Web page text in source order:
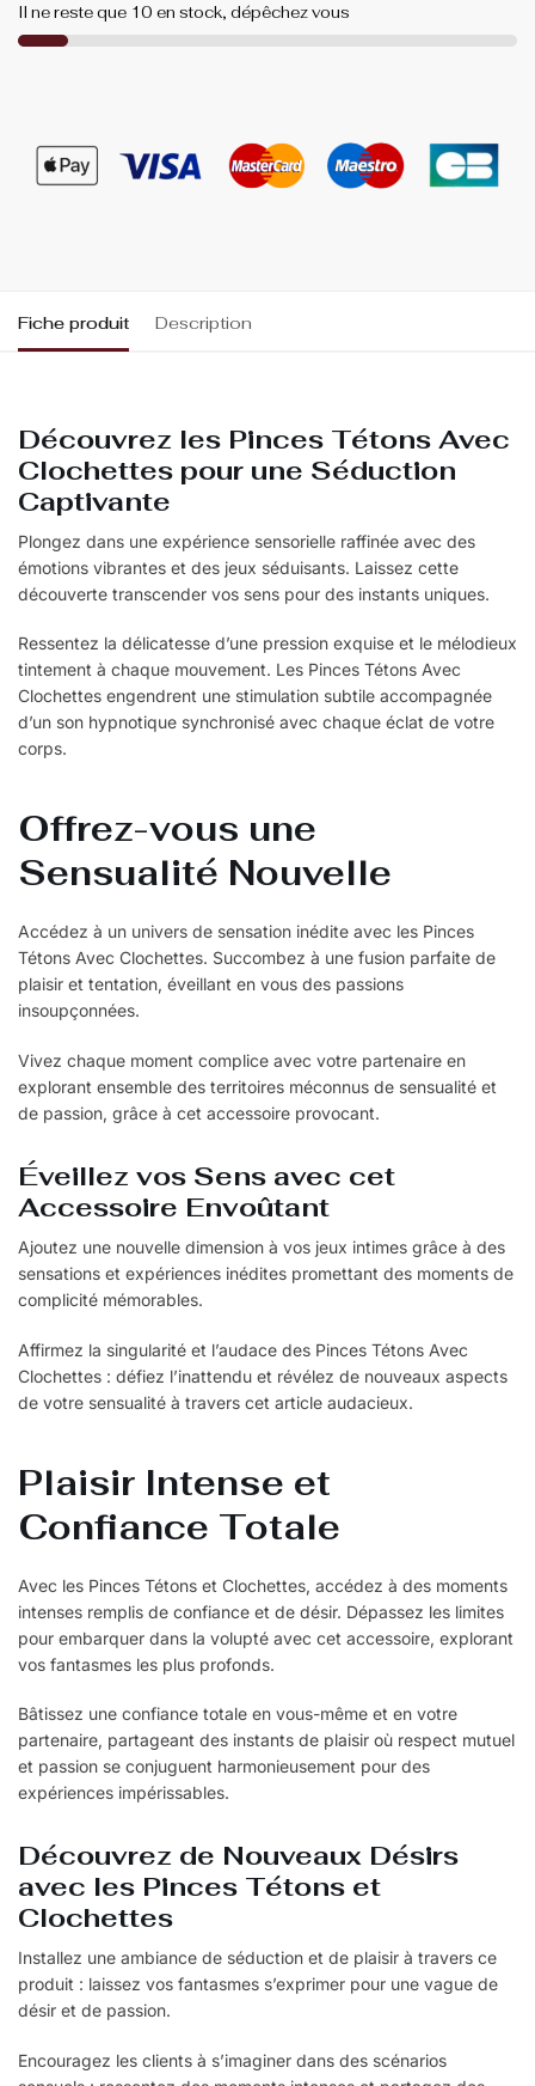
Il ne reste que 10 en stock, dépêchez vous
Fiche produit Description
Découvrez les Pinces Tétons Avec
Clochettes pour une Séduction
Captivante
Plongez dans une expérience sensorielle raffinée avec des
émotions vibrantes et des jeux séduisants. Laissez cette
découverte transcender vos sens pour des instants uniques.
Ressentez la délicatesse d’une pression exquise et le mélodieux
tintement à chaque mouvement. Les Pinces Tétons Avec
Clochettes engendrent une stimulation subtile accompagnée
d’un son hypnotique synchronisé avec chaque éclat de votre
corps.
Offrez-vous une
Sensualité Nouvelle
Accédez à un univers de sensation inédite avec les Pinces
Tétons Avec Clochettes. Succombez à une fusion parfaite de
plaisir et tentation, éveillant en vous des passions
insoupçonnées.
Vivez chaque moment complice avec votre partenaire en
explorant ensemble des territoires méconnus de sensualité et
de passion, grâce à cet accessoire provocant.
Éveillez vos Sens avec cet
Accessoire Envoûtant
Ajoutez une nouvelle dimension à vos jeux intimes grâce à des
sensations et expériences inédites promettant des moments de
complicité mémorables.
Affirmez la singularité et l’audace des Pinces Tétons Avec
Clochettes : défiez l’inattendu et révélez de nouveaux aspects
de votre sensualité à travers cet article audacieux.
Plaisir Intense et
Confiance Totale
Avec les Pinces Tétons et Clochettes, accédez à des moments
intenses remplis de confiance et de désir. Dépassez les limites
pour embarquer dans la volupté avec cet accessoire, explorant
vos fantasmes les plus profonds.
Bâtissez une confiance totale en vous-même et en votre
partenaire, partageant des instants de plaisir où respect mutuel
et passion se conjuguent harmonieusement pour des
expériences impérissables.
Découvrez de Nouveaux Désirs
avec les Pinces Tétons et
Clochettes
Installez une ambiance de séduction et de plaisir à travers ce
produit : laissez vos fantasmes s’exprimer pour une vague de
désir et de passion.
Encouragez les clients à s’imaginer dans des scénarios